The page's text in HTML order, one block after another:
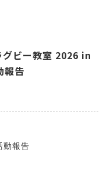
ビー教室 2026 in
告